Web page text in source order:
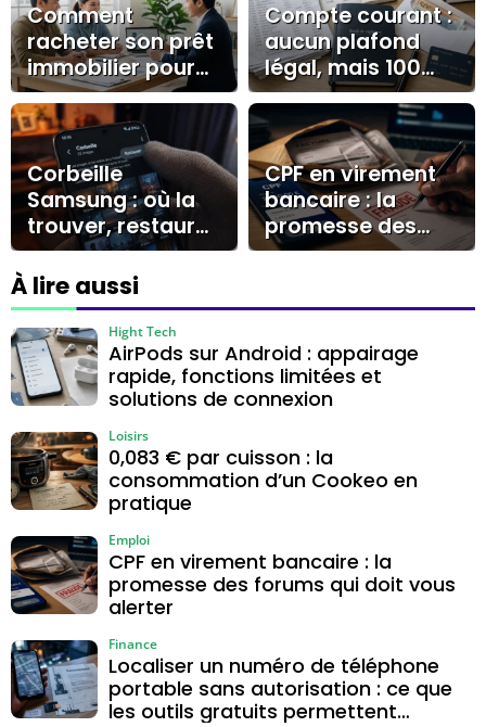
Comment
racheter son prêt
immobilier pour
réaliser des
économies
durables ?
Compte courant :
aucun plafond
légal, mais 100
000 € à surveiller
Corbeille
Samsung : où la
trouver, restaurer
vos fichiers et
agir avant 30
jours
CPF en virement
bancaire : la
promesse des
forums qui doit
À lire aussi
AirPods sur Android : appairage
rapide, fonctions limitées et
solutions de connexion
Hight Tech
0,083 € par cuisson : la
consommation d’un Cookeo en
pratique
Loisirs
CPF en virement bancaire : la
promesse des forums qui doit vous
alerter
Emploi
Localiser un numéro de téléphone
portable sans autorisation : ce que
les outils gratuits permettent
Finance